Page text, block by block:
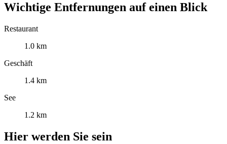
Wichtige Entfernungen auf einen Blick
Restaurant
1.0 km
Geschäft
1.4 km
See
1.2 km
Hier werden Sie sein